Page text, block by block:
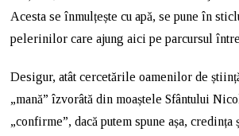
Acesta se înmulțește cu apă, se pune în
pelerinilor care ajung aici pe parcursul
Desigur, atât cercetările oamenilor de
„mană” îzvorâtă din moaștele Sfântului
„confirme”, dacă putem spune așa,